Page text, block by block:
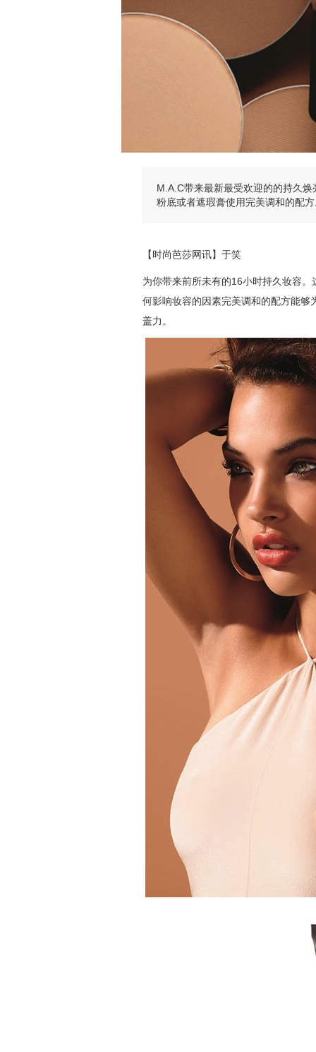
M.A.C带来最新最受欢迎的的持久
粉底或者遮瑕膏使用完美调和的配方
【时尚芭莎网讯】于笑
为你带来前所未有的16小时持久妆容
何影响妆容的因素完美调和的配方能够
盖力。